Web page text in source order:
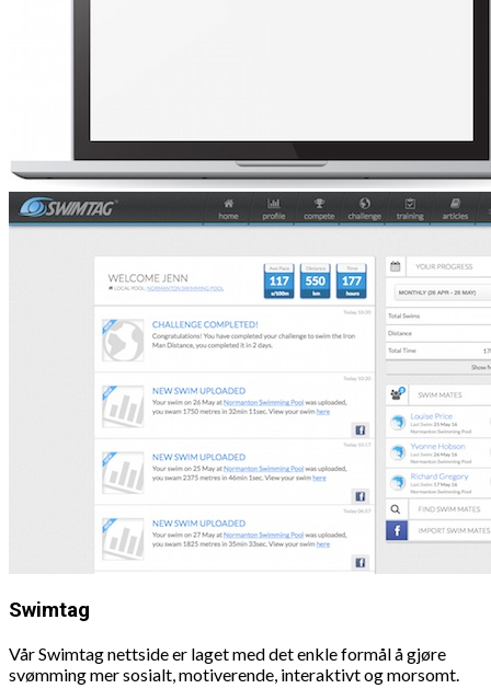
Swimtag
Vår Swimtag nettside er laget med det enkle formål å gjøre
svømming mer sosialt, motiverende, interaktivt og morsomt.